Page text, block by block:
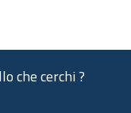
che cerchi ?